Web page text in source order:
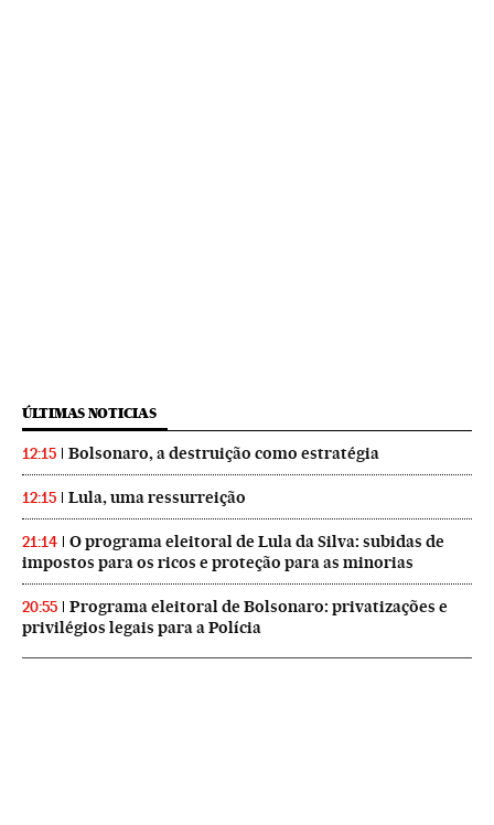
ÚLTIMAS NOTICIAS
12:15 Bolsonaro, a destruição como estratégia
12:15 Lula, uma ressurreição
21:14
O programa eleitoral de Lula da Silva: subidas de
impostos para os ricos e proteção para as minorias
20:55
Programa eleitoral de Bolsonaro: privatizações e
privilégios legais para a Polícia